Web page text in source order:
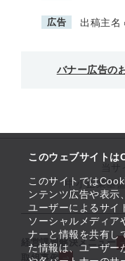
このウェブサイトは
このサイトでは
ンテンツ広告や表示
ユーザーによるサイ
ソーシャルメディア
ナーと情報を共有し
た情報は、ユーザー
広告 出稿主名
バナー広告の
中小企業基
経営課題解決メニュー
取組事例